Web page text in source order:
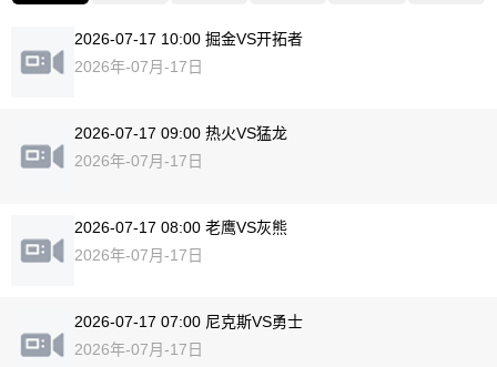
2026-07-17 10:00 掘金VS开拓者
2026年-07月-17日
2026-07-17 09:00 热火VS猛龙
2026年-07月-17日
2026-07-17 08:00 老鹰VS灰熊
2026年-07月-17日
2026-07-17 07:00 尼克斯VS勇士
2026年-07月-17日